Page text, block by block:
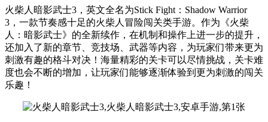
火柴人暗影武士3，英文全名为Stick Fight：Shadow Warrior
3，一款节奏感十足的火柴人冒险闯关类手游。作为《火柴
人：暗影武士》的全新续作，在机制和操作上进一步的提升，
还加入了新的章节、竞技场、武器等内容，为玩家们带来更为
刺激有趣的格斗对决！海量精彩的关卡可以尽情挑战，关卡难
度也会不断的增加，让玩家们能够逐渐体验到更为刺激的闯关
乐趣！